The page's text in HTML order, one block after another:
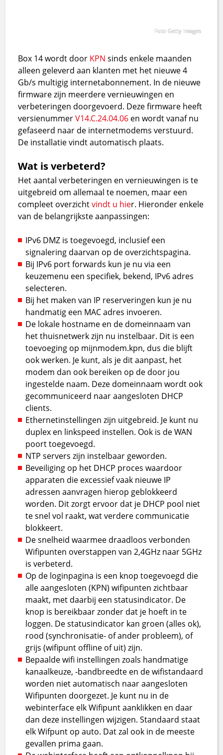
Foto Getty Images
Box 14 wordt door KPN sinds enkele maanden
alleen geleverd aan klanten met het nieuwe 4
Gb/s multigig internetabonnement. In de nieuwe
firmware zijn meerdere vernieuwingen en
verbeteringen doorgevoerd. Deze firmware heeft
versienummerV14.C.24.04.06 en wordt vanaf nu
gefaseerd naar de internetmodems verstuurd.
De installatie vindt automatisch plaats.
Wat is verbeterd?
Het aantal verbeteringen en vernieuwingen is te
uitgebreid om allemaal te noemen, maar een
compleet overzichtvindt u hier. Hieronder enkele
van de belangrijkste aanpassingen:
IPv6 DMZ is toegevoegd, inclusief een
signalering daarvan op de overzichtspagina.
Bij IPv6 port forwards kun je nu via een
keuzemenu een specifiek, bekend, IPv6 adres
selecteren.
Bij het maken van IP reserveringen kun je nu
handmatig een MAC adres invoeren.
De lokale hostname en de domeinnaam van
het thuisnetwerk zijn nu instelbaar. Dit is een
toevoeging op mijnmodem.kpn, dus die blijft
ook werken. Je kunt, als je dit aanpast, het
modem dan ook bereiken op de door jou
ingestelde naam. Deze domeinnaam wordt ook
gecommuniceerd naar aangesloten DHCP
clients.
Ethernetinstellingen zijn uitgebreid. Je kunt nu
duplex en linkspeed instellen. Ook is de WAN
poort toegevoegd.
NTP servers zijn instelbaar geworden.
Beveiliging op het DHCP proces waardoor
apparaten die excessief vaak nieuwe IP
adressen aanvragen hierop geblokkeerd
worden. Dit zorgt ervoor dat je DHCP pool niet
te snel vol raakt, wat verdere communicatie
blokkeert.
De snelheid waarmee draadloos verbonden
Wifipunten overstappen van 2,4GHz naar 5GHz
is verbeterd.
Op de loginpagina is een knop toegevoegd die
alle aangesloten (KPN) wifipunten zichtbaar
maakt, met daarbij een statusindicator. De
knop is bereikbaar zonder dat je hoeft in te
loggen. De statusindicator kan groen (alles ok),
rood (synchronisatie- of ander probleem), of
grijs (wifipunt offline of uit) zijn.
Bepaalde wifi instellingen zoals handmatige
kanaalkeuze, -bandbreedte en de wifistandaard
worden niet automatisch naar aangesloten
Wifipunten doorgezet. Je kunt nu in de
webinterface elk Wifipunt aanklikken en daar
dan deze instellingen wijzigen. Standaard staat
elk Wifpunt op auto. Dat zal ook in de meeste
gevallen prima gaan.